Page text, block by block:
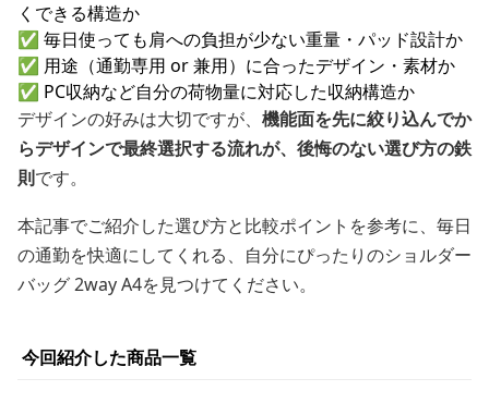
くできる構造か
✅ 毎日使っても肩への負担が少ない重量・パッド設計か
✅ 用途（通勤専用 or 兼用）に合ったデザイン・素材か
✅ PC収納など自分の荷物量に対応した収納構造か
デザインの好みは大切ですが、 機能面を先に絞り込んでか
らデザインで最終選択する流れが、後悔のない選び方の鉄
則です。
本記事でご紹介した選び方と比較ポイントを参考に、毎日
の通勤を快適にしてくれる、自分にぴったりのショルダー
バッグ 2way A4を見つけてください。
今回紹介した商品一覧